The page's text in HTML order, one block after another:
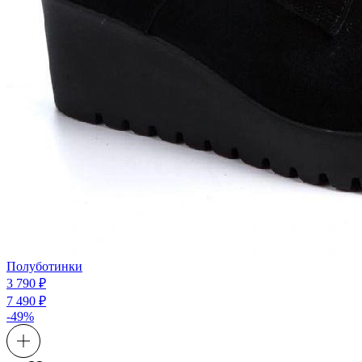
Полуботинки
3 790 ₽
7 490 ₽
-49%